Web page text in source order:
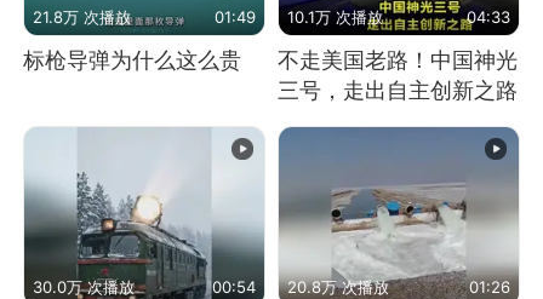
21.8万 次播放 01:49
标枪导弹为什么这么贵
10.1万 次播放 04:33
不走美国老路！中国神光
三号，走出自主创新之路
30.0万 次播放 00:54 20.8万 次播放 01:26